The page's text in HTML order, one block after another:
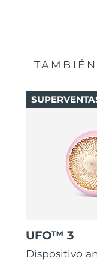
UFO™ 3
Dispositivo